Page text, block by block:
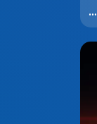
חור שחור - Black Hole